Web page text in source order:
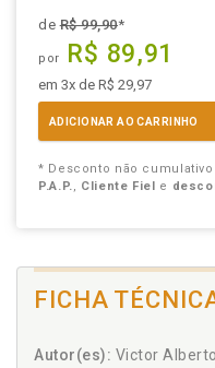
deR$ 99,90*
por R$ 89,91
em 3x de R$ 29,97
ADICIONAR AO CARRINHO
* Desconto não
P.A.P., Cliente Fiel e
FICHA
Autor(es): Victor